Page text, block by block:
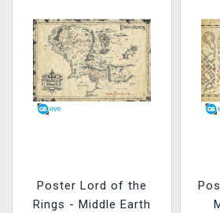
Poster Lord of the
Rings - Middle Earth